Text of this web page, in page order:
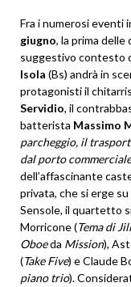
Fra i numerosi eventi
giugno, la prima
suggestivo contesto
Isola (Bs) andrà in
protagonisti il
Servidio, il
batterista Massimo
parcheggio, il
dalporto
dell’affascinante
privata, che si erge
Sensole, il quartetto
Morricone (Tema di Jill
Oboeda Mission),
(Take Five) e Claude
piano trio).